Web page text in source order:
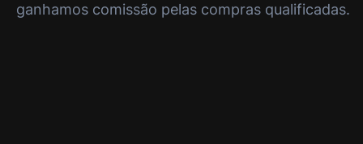
ganhamos comissão pelas compras qualificadas.